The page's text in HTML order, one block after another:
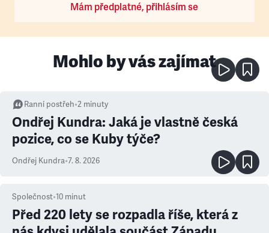
Mám předplatné, přihlásím se
Mohlo by vás zajímat
Ranní postřeh•2 minuty
Ondřej Kundra: Jaká je vlastně česká
pozice, co se Kuby týče?
Ondřej Kundra•7. 8. 2026
Společnost•10 minut
Před 220 lety se rozpadla říše, která z